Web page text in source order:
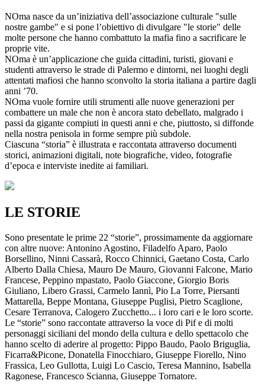
NOma nasce da un’iniziativa dell’associazione culturale "sulle
nostre gambe" e si pone l’obiettivo di divulgare "le storie" delle
molte persone che hanno combattuto la mafia fino a sacrificare le
proprie vite.
NOma è un’applicazione che guida cittadini, turisti, giovani e
studenti attraverso le strade di Palermo e dintorni, nei luoghi degli
attentati mafiosi che hanno sconvolto la storia italiana a partire dagli
anni ’70.
NOma vuole fornire utili strumenti alle nuove generazioni per
combattere un male che non è ancora stato debellato, malgrado i
passi da gigante compiuti in questi anni e che, piuttosto, si diffonde
nella nostra penisola in forme sempre più subdole.
Ciascuna “storia” è illustrata e raccontata attraverso documenti
storici, animazioni digitali, note biografiche, video, fotografie
d’epoca e interviste inedite ai familiari.
LE STORIE
Sono presentate le prime 22 “storie”, prossimamente da aggiornare
con altre nuove: Antonino Agostino, Filadelfo Aparo, Paolo
Borsellino, Ninni Cassarà, Rocco Chinnici, Gaetano Costa, Carlo
Alberto Dalla Chiesa, Mauro De Mauro, Giovanni Falcone, Mario
Francese, Peppino mpastato, Paolo Giaccone, Giorgio Boris
Giuliano, Libero Grassi, Carmelo Iannì, Pio La Torre, Piersanti
Mattarella, Beppe Montana, Giuseppe Puglisi, Pietro Scaglione,
Cesare Terranova, Calogero Zucchetto... i loro cari e le loro scorte.
Le “storie” sono raccontate attraverso la voce di Pif e di molti
personaggi siciliani del mondo della cultura e dello spettacolo che
hanno scelto di aderire al progetto: Pippo Baudo, Paolo Briguglia,
Ficarra&Picone, Donatella Finocchiaro, Giuseppe Fiorello, Nino
Frassica, Leo Gullotta, Luigi Lo Cascio, Teresa Mannino, Isabella
Ragonese, Francesco Scianna, Giuseppe Tornatore.